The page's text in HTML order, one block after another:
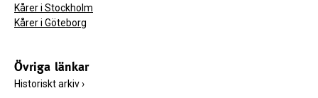
Kårer i Stockholm
Kårer i Göteborg
Övriga länkar
Historiskt arkiv›